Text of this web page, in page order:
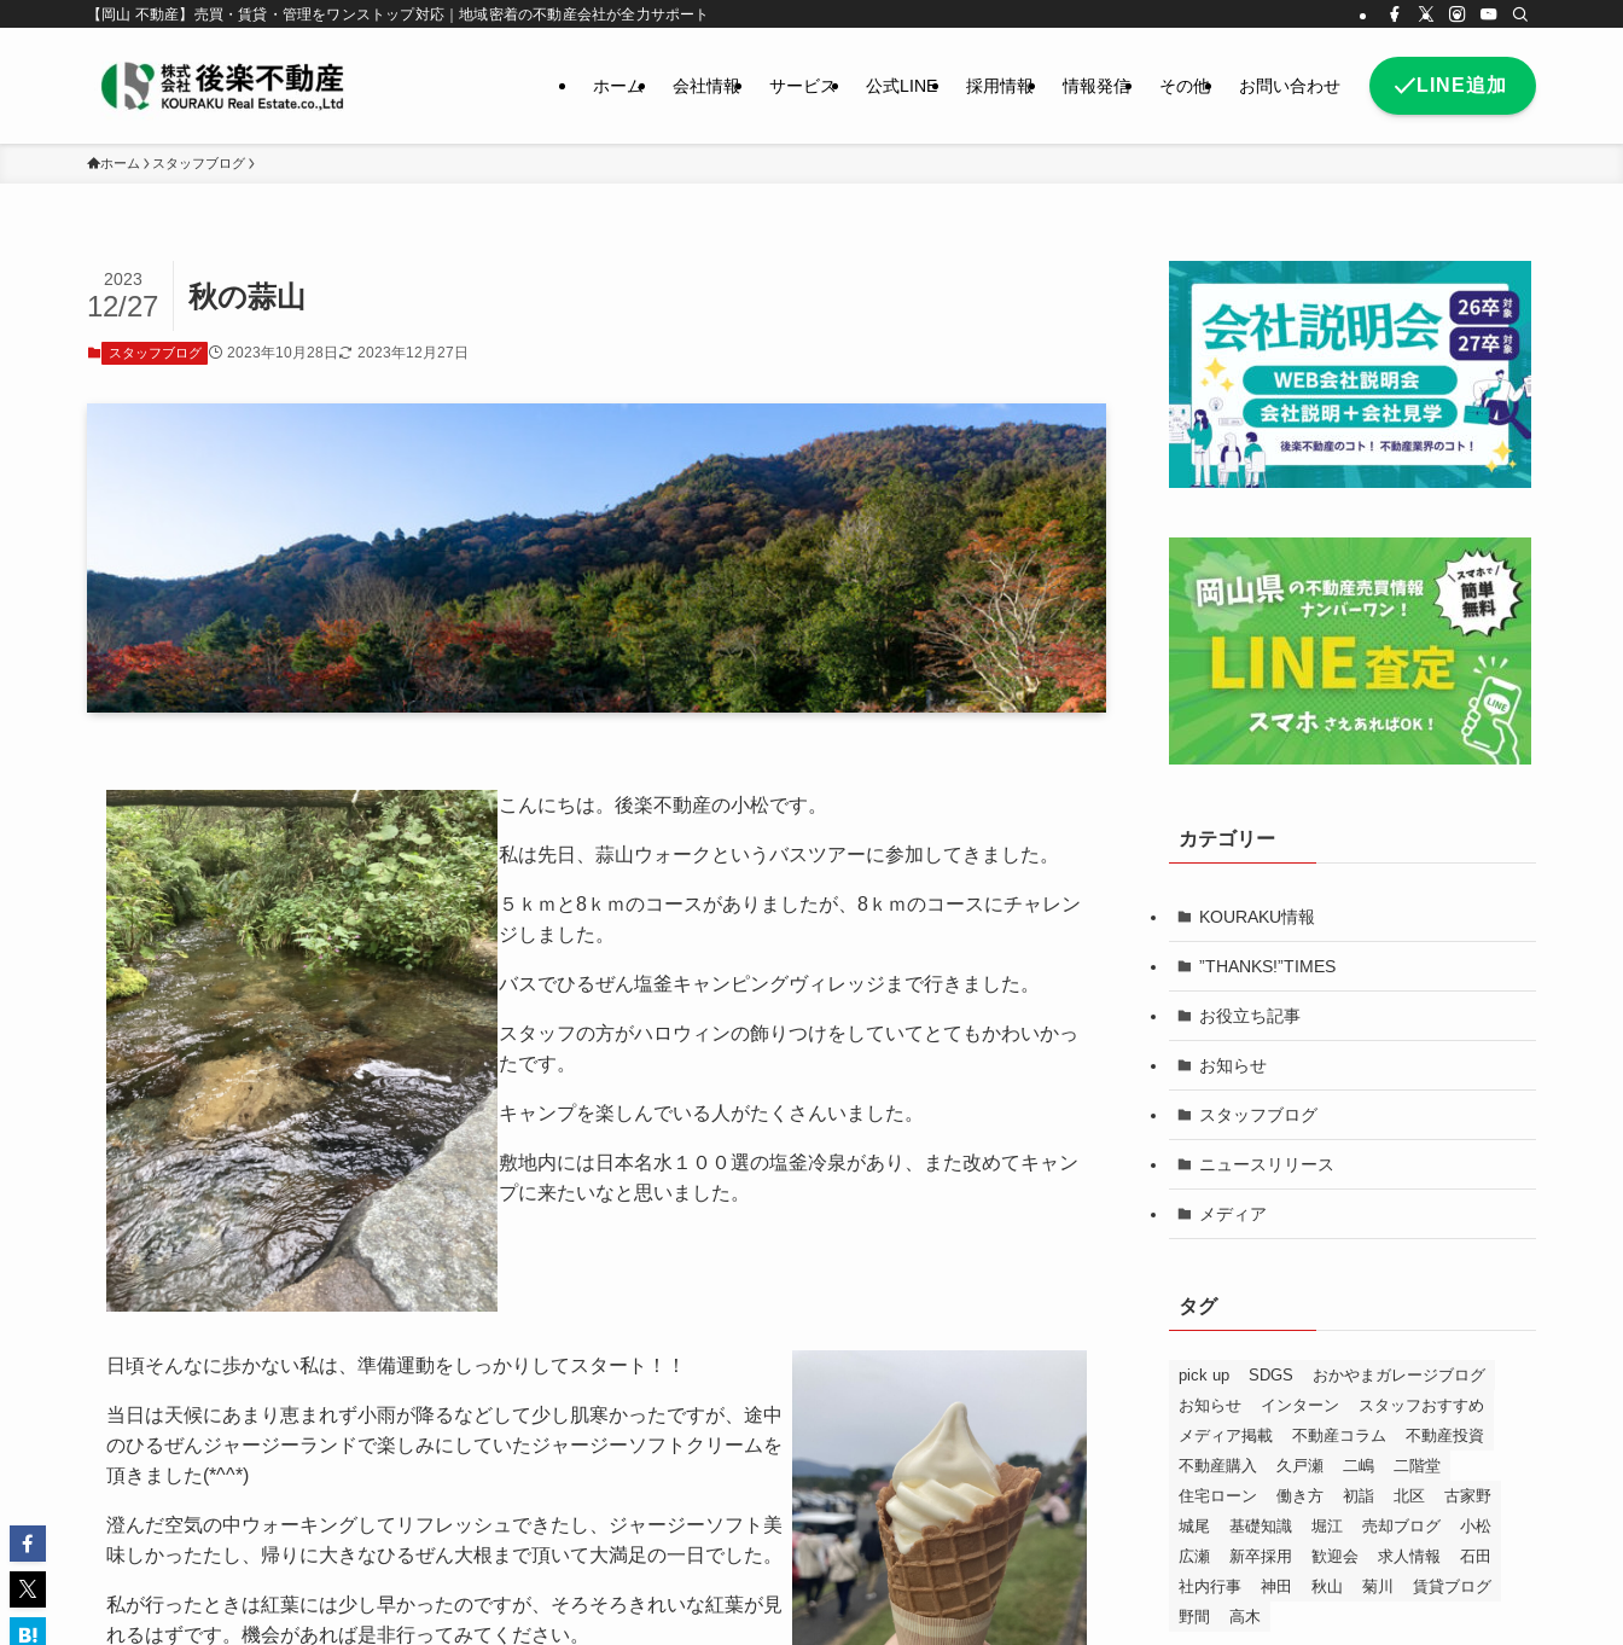
【岡山 不動産】売買・賃貸・管理をワンストップ対応｜地域密着の不動産会社が全力サポート
ホーム 会社情報 サービス 公式LINE 採用情報 情報発信 その他 お問い合わせ LINE追加
ホーム スタッフブログ
秋の蒜山
2023
12/27
スタッフブログ 2023年10月28日 2023年12月27日
こんにちは。後楽不動産の小松です。
私は先日、蒜山ウォークというバスツアーに参加してきました。
５ｋｍと8ｋｍのコースがありましたが、8ｋｍのコースにチャレン
ジしました。
バスでひるぜん塩釜キャンピングヴィレッジまで行きました。
スタッフの方がハロウィンの飾りつけをしていてとてもかわいかっ
たです。
キャンプを楽しんでいる人がたくさんいました。
敷地内には日本名水１００選の塩釜冷泉があり、また改めてキャン
プに来たいなと思いました。
日頃そんなに歩かない私は、準備運動をしっかりしてスタート！！
当日は天候にあまり恵まれず小雨が降るなどして少し肌寒かったですが、途中
のひるぜんジャージーランドで楽しみにしていたジャージーソフトクリームを
頂きました(*^^*)
澄んだ空気の中ウォーキングしてリフレッシュできたし、ジャージーソフト美
味しかったたし、帰りに大きなひるぜん大根まで頂いて大満足の一日でした。
私が行ったときは紅葉には少し早かったのですが、そろそろきれいな紅葉が見
れるはずです。機会があれば是非行ってみてください。
カテゴリー
KOURAKU情報
”THANKS!”TIMES
お役立ち記事
お知らせ
スタッフブログ
ニュースリリース
メディア
タグ
pick up SDGS
おかやまガレージブログ
お知らせ
インターン
スタッフおすすめ
メディア掲載
不動産コラム
不動産投資
不動産購入
久戸瀬 二嶋
二階堂
住宅ローン
働き方 初詣 北区
古家野
城尾
基礎知識 堀江 売却ブログ
小松
広瀬
新卒採用 歓迎会 求人情報
石田
社内行事
神田 秋山 菊川
賃貸ブログ
野間
高木